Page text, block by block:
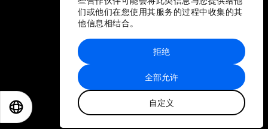
们或他们在您使用其服务的过程中收集的其
他信息相结合。
全部允许
自定义
拒绝
站点地图
世界经济论坛